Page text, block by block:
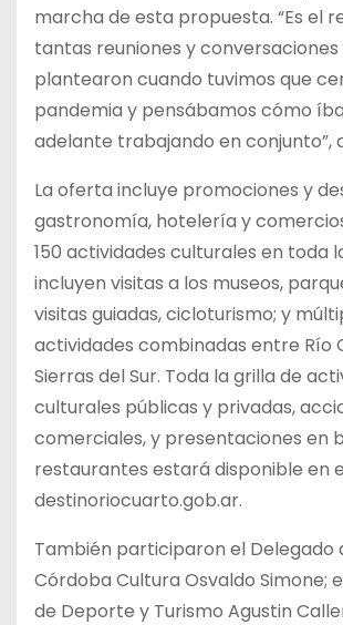
marcha de esta propuesta. “Es el
tantas reuniones y conversaciones
plantearon cuando tuvimos que
pandemia y pensábamos cómo
adelante trabajando en conjunto”,
La oferta incluye promociones y
gastronomía, hotelería y
150 actividades culturales en toda
incluyen visitas a los museos,
visitas guiadas, cicloturismo; y
actividades combinadas entre Río
Sierras del Sur. Toda la grilla de
culturales públicas y privadas,
comerciales, y presentaciones en
restaurantes estará disponible en
destinoriocuarto.gob.ar.
También participaron el Delegado
Córdoba Cultura Osvaldo Simone;
de Deporte y Turismo Agustin